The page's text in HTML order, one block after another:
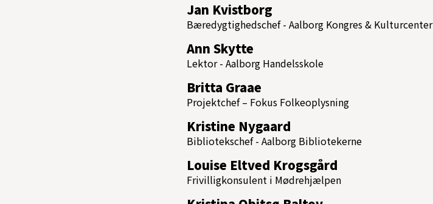
Jan Kvistborg
Bæredygtighedschef - Aalborg Kongres & Kulturcenter
Ann Skytte
Lektor - Aalborg Handelsskole
Britta Graae
Projektchef – Fokus Folkeoplysning
Kristine Nygaard
Bibliotekschef - Aalborg Bibliotekerne
Louise Eltved Krogsgård
Frivilligkonsulent i Mødrehjælpen